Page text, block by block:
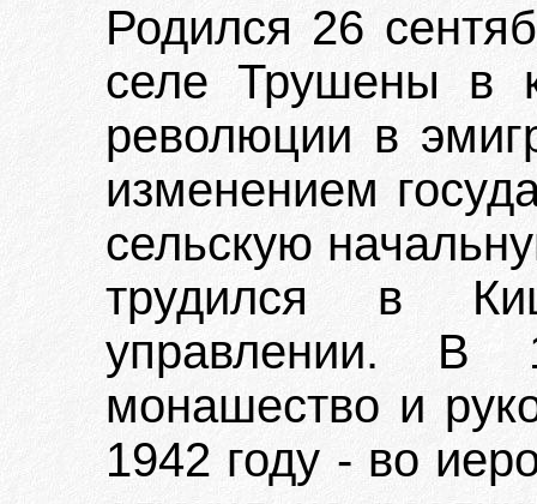
Родился 26
селе Трушены в
революции в
изменением
сельскую
трудился в
управлении. В
монашество и
1942 году - во